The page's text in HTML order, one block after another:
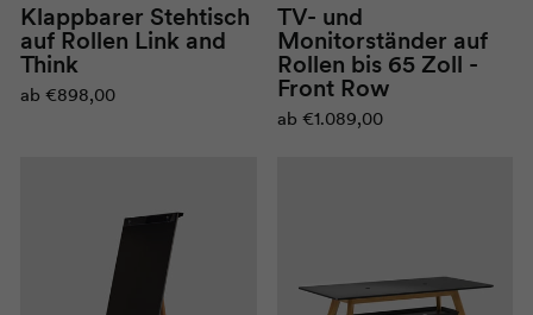
Klappbarer Stehtisch
auf Rollen Link and
Think
ab €898,00
TV- und
Monitorständer auf
Rollen bis 65 Zoll -
Front Row
ab €1.089,00